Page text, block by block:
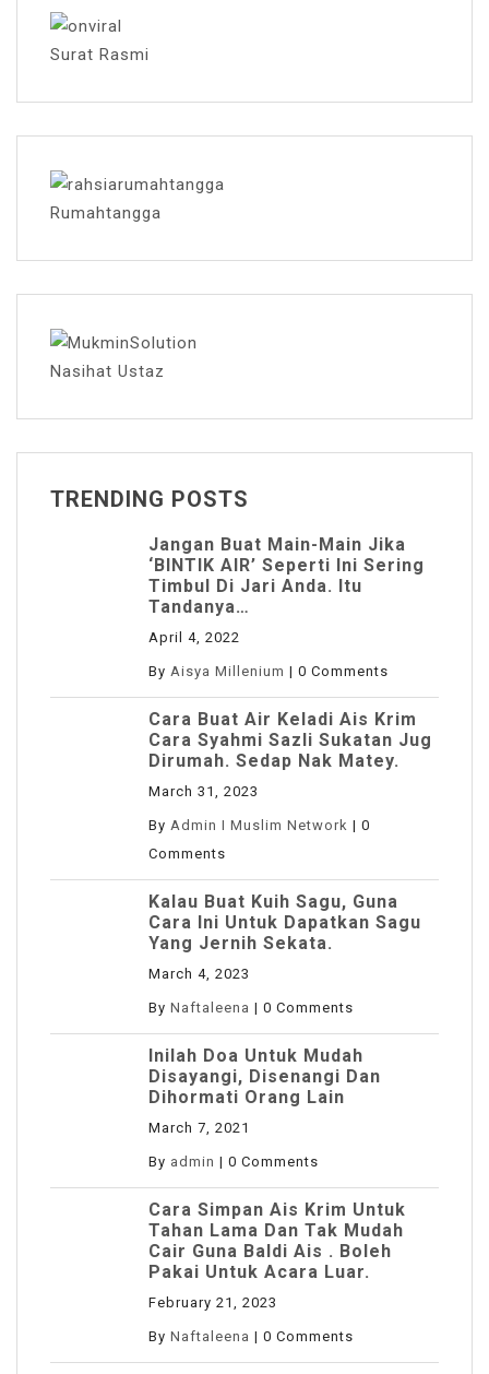
Surat Rasmi
Rumahtangga
Nasihat Ustaz
TRENDING POSTS
Jangan Buat Main-Main Jika
‘BINTIK AIR’ Seperti Ini Sering
Timbul Di Jari Anda. Itu
Tandanya…
April 4, 2022
By Aisya Millenium | 0 Comments
Cara Buat Air Keladi Ais Krim
Cara Syahmi Sazli Sukatan Jug
Dirumah. Sedap Nak Matey.
March 31, 2023
By Admin I Muslim Network | 0
Comments
Kalau Buat Kuih Sagu, Guna
Cara Ini Untuk Dapatkan Sagu
Yang Jernih Sekata.
March 4, 2023
By Naftaleena | 0 Comments
Inilah Doa Untuk Mudah
Disayangi, Disenangi Dan
Dihormati Orang Lain
March 7, 2021
By admin | 0 Comments
Cara Simpan Ais Krim Untuk
Tahan Lama Dan Tak Mudah
Cair Guna Baldi Ais . Boleh
Pakai Untuk Acara Luar.
February 21, 2023
By Naftaleena | 0 Comments